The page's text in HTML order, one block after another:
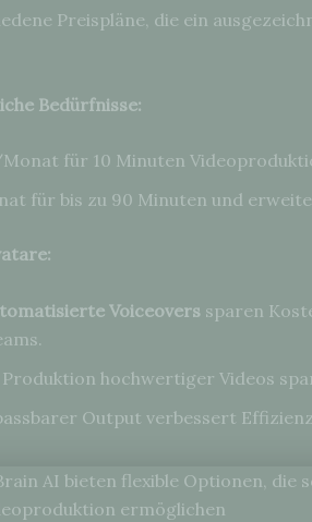
Preispläne, die ein
Bedürfnisse:
für 10 Minuten
für bis zu 90 Minuten und
Voiceovers sparen
Produktion hochwertiger Videos
Output verbessert